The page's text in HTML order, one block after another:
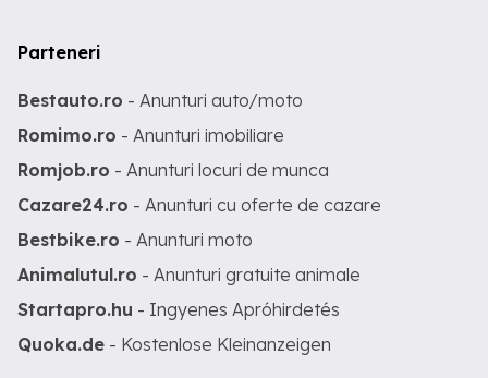
Parteneri
Bestauto.ro - Anunturi auto/moto
Romimo.ro - Anunturi imobiliare
Romjob.ro - Anunturi locuri de munca
Cazare24.ro - Anunturi cu oferte de cazare
Bestbike.ro - Anunturi moto
Animalutul.ro - Anunturi gratuite animale
Startapro.hu - Ingyenes Apróhirdetés
Quoka.de - Kostenlose Kleinanzeigen